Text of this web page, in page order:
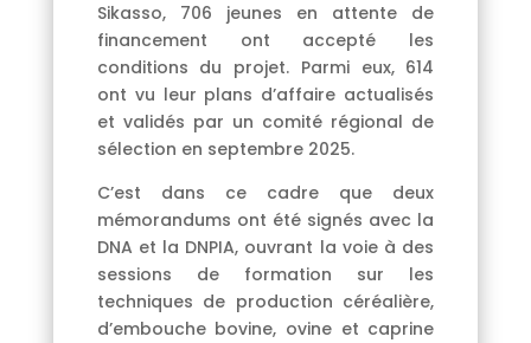
Sikasso, 706 jeunes en attente de
financement ont accepté les
conditions du projet. Parmi eux, 614
ont vu leur plans d’affaire actualisés
et validés par un comité régional de
sélection en septembre 2025.
C’est dans ce cadre que deux
mémorandums ont été signés avec la
DNA et la DNPIA, ouvrant la voie à des
sessions de formation sur les
techniques de production céréalière,
d’embouche bovine, ovine et caprine